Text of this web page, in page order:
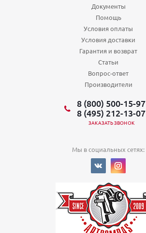
Документы
Помощь
Условия оплаты
Условия доставки
Гарантия и возврат
Статьи
Вопрос-ответ
Производители
8 (800) 500-15-97
8 (495) 212-13-07
ЗАКАЗАТЬ ЗВОНОК
Мы в социальных сетях: